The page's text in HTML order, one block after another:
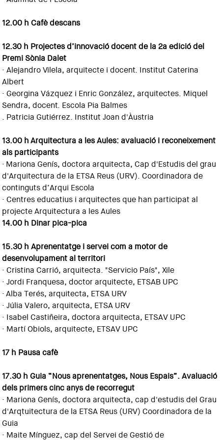
12.00 h Cafè descans
12.30 h Projectes d’innovació docent de la 2a edició del
Premi Sònia Dalet
· Alejandro Vilela, arquitecte i docent. Institut Caterina
Albert
· Georgina Vázquez i Enric González, arquitectes. Miquel
Sendra, docent. Escola Pia Balmes
. Patricia Gutiérrez. Institut Joan d'Àustria
13.00 h Arquitectura a les Aules: avaluació i reconeixement
als participants
· Mariona Genís, doctora arquitecta, Cap d'Estudis del grau
d'Arquitectura de la ETSA Reus (URV). Coordinadora de
continguts d’Arqui Escola
· Centres educatius i arquitectes que han participat al
projecte Arquitectura a les Aules
14.00 h Dinar pica-pica
15.30 h Aprenentatge i servei com a motor de
desenvolupament al territori
· Cristina Carrió, arquitecta. "Servicio País", Xile
· Jordi Franquesa, doctor arquitecte, ETSAB UPC
· Alba Terés, arquitecta, ETSA URV
· Júlia Valero, arquitecta, ETSA URV
· Isabel Castiñeira, doctora arquitecta, ETSAV UPC
· Martí Obiols, arquitecte, ETSAV UPC
17 h Pausa cafè
17.30 h Guia “Nous aprenentatges, Nous Espais”. Avaluació
dels primers cinc anys de recorregut
· Mariona Genís, doctora arquitecta, cap d'estudis del Grau
d'Arqtuitectura de la ETSA Reus (URV) Coordinadora de la
Guia
· Maite Mínguez, cap del Servei de Gestió de